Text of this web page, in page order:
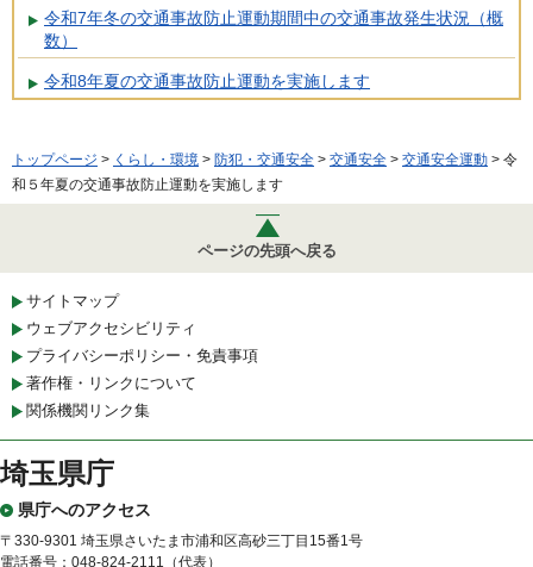
令和7年冬の交通事故防止運動期間中の交通事故発生状況（概
数）
令和8年夏の交通事故防止運動を実施します
トップページ > くらし・環境 > 防犯・交通安全 > 交通安全 > 交通安全運動 > 令
和５年夏の交通事故防止運動を実施します
ページの先頭へ戻る
サイトマップ
ウェブアクセシビリティ
プライバシーポリシー・免責事項
著作権・リンクについて
関係機関リンク集
埼玉県庁
県庁へのアクセス
〒330-9301 埼玉県さいたま市浦和区高砂三丁目15番1号
電話番号：048-824-2111（代表）